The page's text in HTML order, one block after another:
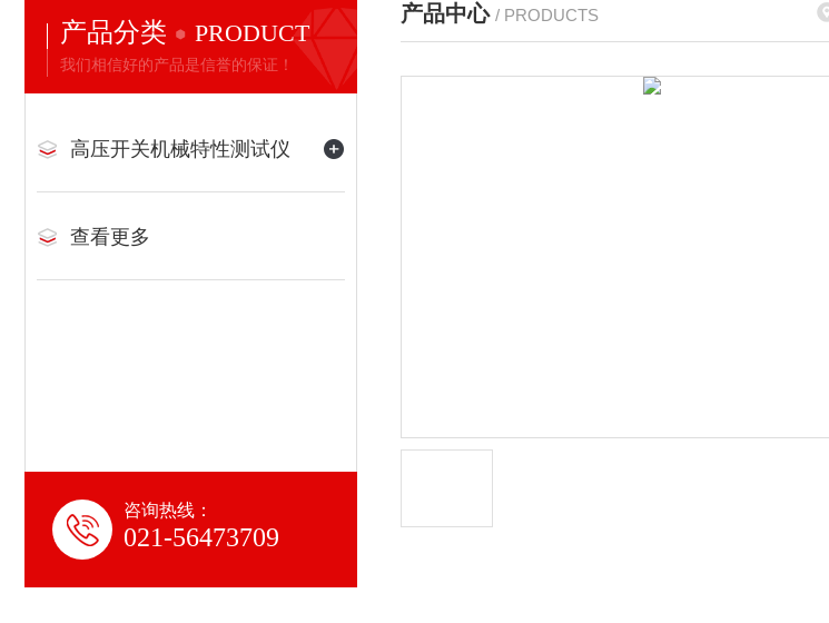
产品分类 PRODUCT
我们相信好的产品是信誉的保证！
高压开关机械特性测试仪
查看更多
咨询热线：
021-56473709
产品中心 / PRODUCTS